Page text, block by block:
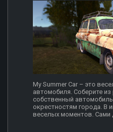
My Summer Car – это
автомобиля. Соберите
собственный
окрестностям города. В
веселых моментов. Сами